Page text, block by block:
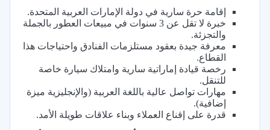
إقامة حرة سارية في دولة الإمارات العربية المتحدة.
خبرة لا تقل عن 3 سنوات في مبيعات العطور بالجملة
والتجزئة.
معرفة جيدة بعقود مستلزمات الفنادق واحتياجات هذا
القطاع.
رخصة قيادة إماراتية سارية وامتلاك سيارة خاصة
للتنقل.
مهارات تواصل عالية باللغة العربية (والإنجليزية ميزة
إضافية).
قدرة على إقناع العملاء وبناء علاقات طويلة الأمد.